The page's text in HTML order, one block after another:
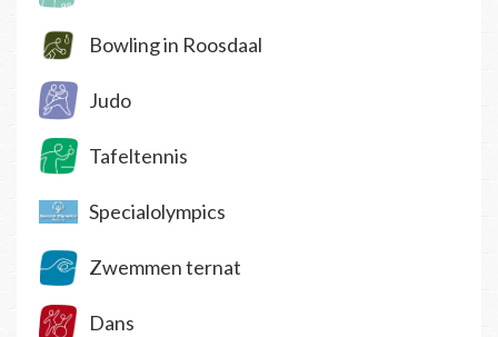
Bowling in Roosdaal
Judo
Tafeltennis
Specialolympics
Zwemmen ternat
Dans